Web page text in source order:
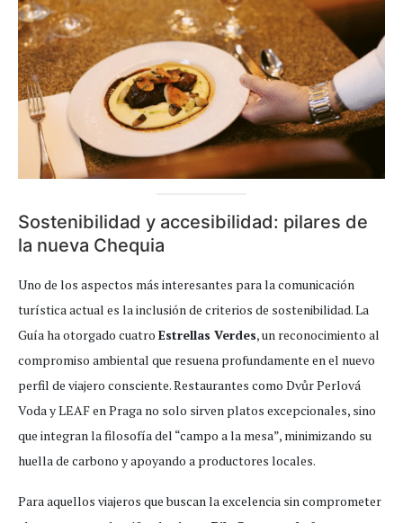
Sostenibilidad y accesibilidad: pilares de
la nueva Chequia
Uno de los aspectos más interesantes para la comunicación
turística actual es la inclusión de criterios de sostenibilidad. La
Guía ha otorgado cuatro Estrellas Verdes, un reconocimiento al
compromiso ambiental que resuena profundamente en el nuevo
perfil de viajero consciente. Restaurantes como Dvůr Perlová
Voda y LEAF en Praga no solo sirven platos excepcionales, sino
que integran la filosofía del “campo a la mesa”, minimizando su
huella de carbono y apoyando a productores locales.
Para aquellos viajeros que buscan la excelencia sin comprometer